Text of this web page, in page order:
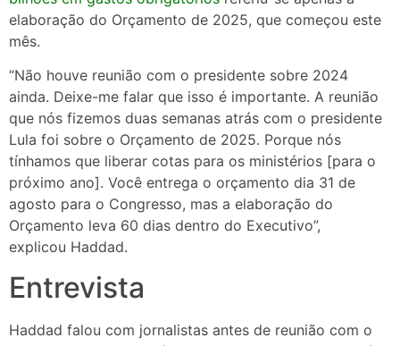
elaboração do Orçamento de 2025, que começou este
mês.
“Não houve reunião com o presidente sobre 2024
ainda. Deixe-me falar que isso é importante. A reunião
que nós fizemos duas semanas atrás com o presidente
Lula foi sobre o Orçamento de 2025. Porque nós
tínhamos que liberar cotas para os ministérios [para o
próximo ano]. Você entrega o orçamento dia 31 de
agosto para o Congresso, mas a elaboração do
Orçamento leva 60 dias dentro do Executivo”,
explicou Haddad.
Entrevista
Haddad falou com jornalistas antes de reunião com o